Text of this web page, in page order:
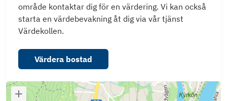
område kontaktar dig för en värdering. Vi kan också
starta en värdebevakning åt dig via vår tjänst
Värdekollen.
Värdera bostad